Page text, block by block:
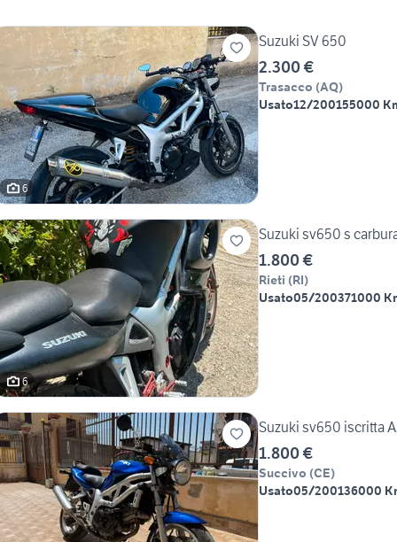
6
Suzuki SV 650
2.300 €
Trasacco (AQ)
Usato12/200155000
6
Suzuki sv650 s
1.800 €
Rieti (RI)
Usato05/200371000
Suzuki sv650 iscritta
1.800 €
Succivo (CE)
Usato05/200136000